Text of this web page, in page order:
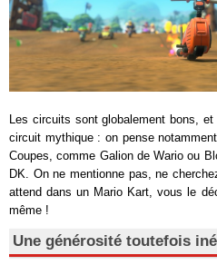
Les circuits sont globalement bons,
circuit mythique : on pense
Coupes, comme Galion de Wario ou
DK. On ne mentionne pas, ne
attend dans un Mario Kart, vous le
même !
Une générosité toutefois